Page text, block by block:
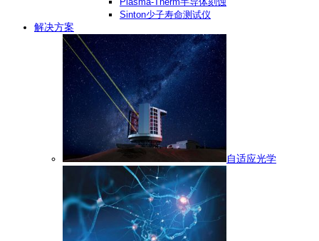
Sinton少子寿命测试仪
解决方案
自适应光学